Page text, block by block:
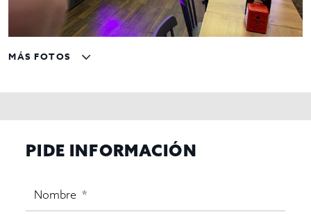
MÁS FOTOS
PIDE INFORMACIÓN